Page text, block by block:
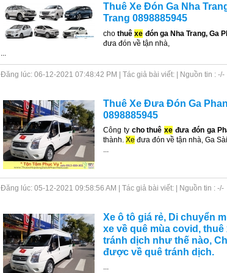
Thuê Xe Đón Ga Nha
Trang 0898885945
chothuêxe đón ga Nha Trang, Ga
đưa đón về tận nhà,
Đăng lúc: 06-12-2021 07:48:42 PM | Tác giả bài viết: | Nguồn tin : -/-
Thuê Xe Đưa Đón Ga
0898885945
Công ty cho thuêxe đưa đón ga
thành. Xe đưa đón về tận nhà, Ga
...
Đăng lúc: 05-12-2021 09:58:56 AM | Tác giả bài viết: | Nguồn tin : -/-
Xe ô tô giá rẻ, Di chuyển
xe về quê mùa covid,
tránh dịch như thế nào,
được về quê tránh dịch.
...